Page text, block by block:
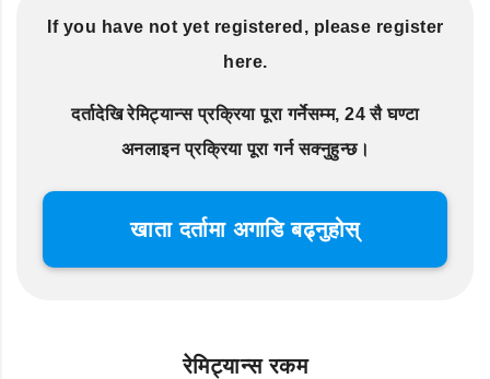
If you have not yet registered, please register
here.
दर्तादेखि रेमिट्यान्स प्रक्रिया पूरा गर्नेसम्म, 24 सै घण्टा
अनलाइन प्रक्रिया पूरा गर्न सक्नुहुन्छ।
खाता दर्तामा अगाडि बढ्नुहोस्
रेमिट्यान्स रकम